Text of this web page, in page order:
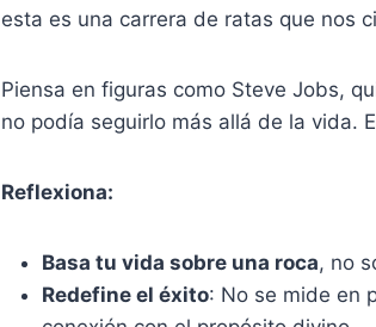
esta es una carrera de ratas que nos
Piensa en figuras como Steve Jobs,
no podía seguirlo más allá de la vida.
Reflexiona:
Basa tu vida sobre una roca, no
Redefine el éxito: No se mide en